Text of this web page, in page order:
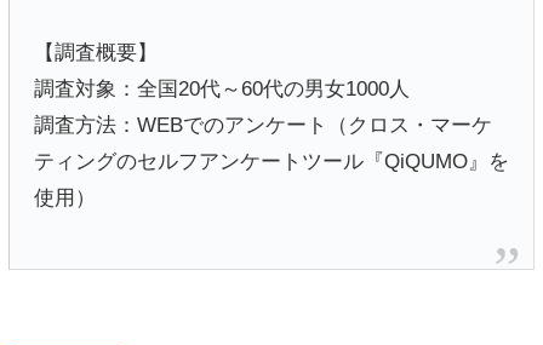
【調査概要】
調査対象：全国20代～60代の男女1000人
調査方法：WEBでのアンケート（クロス・マーケ
ティングのセルフアンケートツール『QiQUMO』を
使用）